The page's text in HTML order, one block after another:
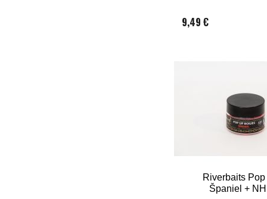
9,49 €
Riverbaits
Španiel +